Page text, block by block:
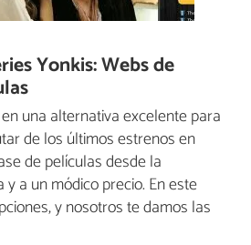
Yonkis: Webs de
una alternativa excelente para
de los últimos estrenos en
de películas desde la
a un módico precio. En este
y nosotros te damos las